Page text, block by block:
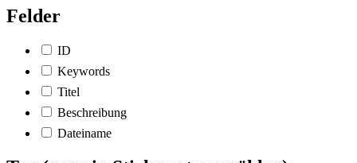
Felder
ID
Keywords
Titel
Beschreibung
Dateiname